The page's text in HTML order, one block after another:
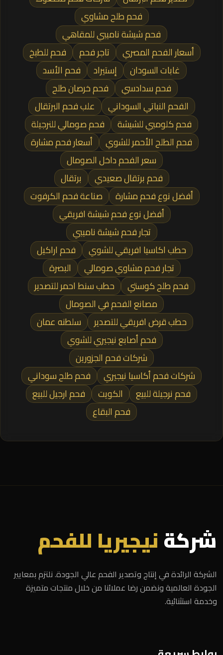
فحم طلح مشاوي
فحم شيشة ناميبي للمقاهي
أسعار الفحم المصري
تاجر فحم
فحم للطبخ
غابات السودان
إستيراد
فحم الأسد
فحم سدادسي
فحم خرصان طلح
الفحم النباتي السوداني
علب فحم البرتقال
فحم كلومبي للشيشة
فحم صومالي للنرجيلة
فحم الطلح الأحمر للشوي
أسعار فحم مشارة
سعر الفحم داخل الصومال
فحم برتقال صعيدي
برتقال
أفضل نوع فحم مشارة
صناعة فحم الكرفوت
أفضل نوع فحم شيشة افريقي
تجار فحم شيشة ناميبي
حطب اكاسيا افريقي للشوي
فحم اراكيل
تجار فحم مشاوي صومالي
البصرة
فحم طلح كوستي
حطب سنط احمر للتصدير
مصانع الفحم في الصومال
حطب قرض افريقي للتصدير
سلطنه عمان
فحم أصابع نيجيري للشوي
شركات فحم الجزورين
شركات فحم أكاسيا نيجيري
فحم طلح سوداني
فحم نرجيلة للبيع
الكويت
فحم ارجيل للبيع
فحم البقاع
شركةنيجيريا للفحم
الشركة الرائدة في إنتاج وتصدير الفحم عالي الجودة. نلتزم بمعايير
الجودة العالمية ونضمن رضا عملائنا من خلال منتجات متميزة
وخدمة استثنائية.